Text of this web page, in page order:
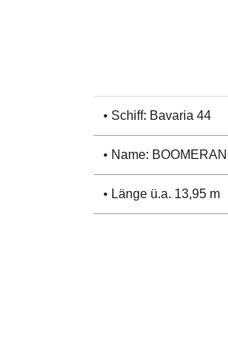
• Schiff: Bavaria 44
• Name:
• Länge ü.a. 13,95 m